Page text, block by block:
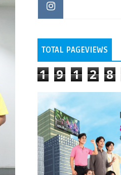
TOTAL PAGEVIEWS
1 9 1 2 8